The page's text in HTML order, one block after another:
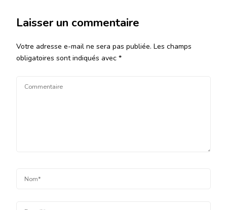
Laisser un commentaire
Votre adresse e-mail ne sera pas publiée. Les champs
obligatoires sont indiqués avec *